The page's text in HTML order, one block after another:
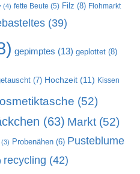
(4) fette Beute (5) Filz (8) Flohmarkt
(39)
gepimptes (13) geplottet (8)
(7) Hochzeit (11) Kissen
(52)
(63) Markt (52)
(3) Probenähen (6) Pusteblume
recycling (42)